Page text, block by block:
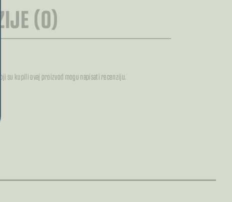
(0)
su kupili ovaj proizvod mogu napisati recenziju.